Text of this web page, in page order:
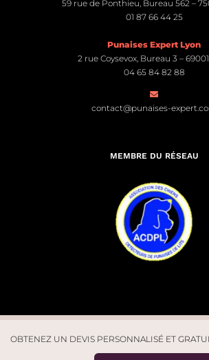
59 rue de Ponthieu, Bureau 562 –
01 87 66 44 25
Punaises Expert Lyon
2 rue Coysevox, Bureau 3 –
04 65 84 82 88
contact@punaises-
MEMBRE DU RÉSEAU
© Punaises Expert 2026. Tous droits réservés
OBTENEZ UN DEVIS PERSONNALISÉ ET